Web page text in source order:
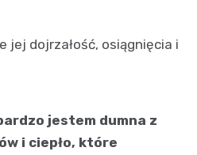
jej dojrzałość, osiągnięcia i
jestem dumna z
i ciepło, które